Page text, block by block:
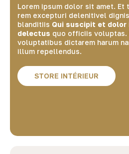
Lorem ipsum dolor sit amet.
rem excepturi delenitivel
blanditiis Qui suscipit et dolor
delectus quo officiis voluptas.
voluptatibus dictarem harum
illum repellendus.
STORE INTÉRIEUR